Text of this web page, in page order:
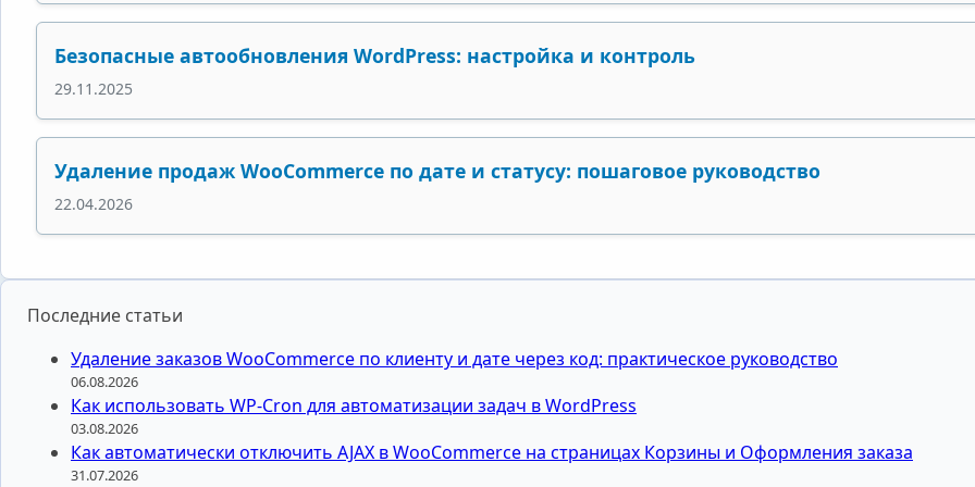
Безопасные автообновления WordPress: настройка и контроль
29.11.2025
Удаление продаж WooCommerce по дате и статусу: пошаговое руководство
22.04.2026
Последние статьи
Удаление заказов WooCommerce по клиенту и дате через код: практическое руководство
06.08.2026
Как использовать WP-Cron для автоматизации задач в WordPress
03.08.2026
Как автоматически отключить AJAX в WooCommerce на страницах Корзины и Оформления заказа
31.07.2026